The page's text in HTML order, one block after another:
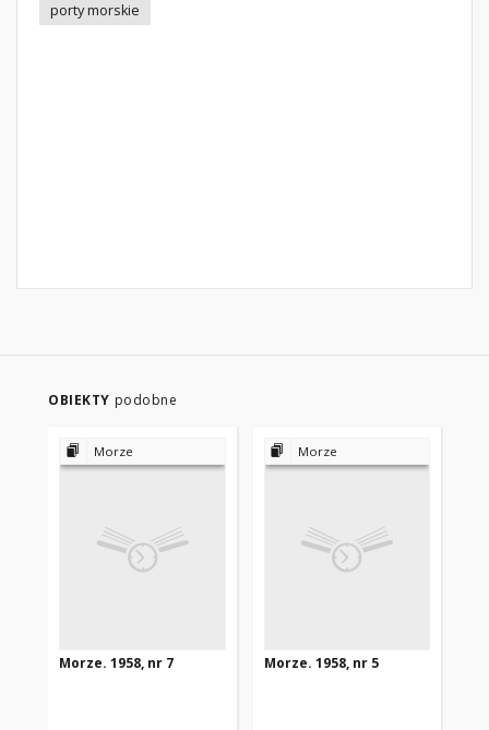
porty morskie
OBIEKTY podobne
Morze
Morze. 1958, nr 7
Morze
Morze. 1958, nr 5